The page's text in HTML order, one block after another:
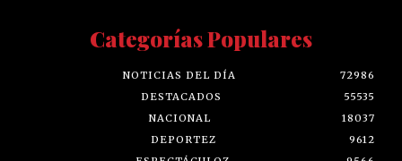
Categorías Populares
NOTICIAS DEL DÍA
72986
DESTACADOS
55535
NACIONAL
18037
DEPORTEZ
9612